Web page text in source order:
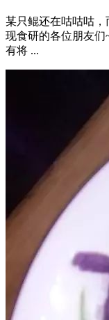
某只鲲还在咕咕咕
现食研的各位朋友
有将 ...